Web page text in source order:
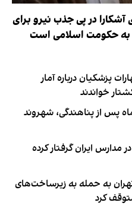
در پی جذب نیرو برای
به حکومت اسلامی است
پزشکیان درباره آمار
خواندند
فوتبالیست زن ایرانی ۵ ماه پس از پناهندگی، شهروند
مدارس ایران گرفتار کرده
به حمله به زیرساخت‌های
کرد